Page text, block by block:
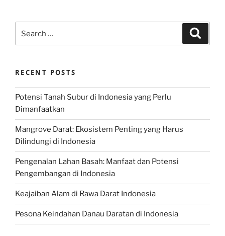
for:
RECENT POSTS
Potensi Tanah Subur di Indonesia yang Perlu
Dimanfaatkan
Mangrove Darat: Ekosistem Penting yang Harus
Dilindungi di Indonesia
Pengenalan Lahan Basah: Manfaat dan Potensi
Pengembangan di Indonesia
Keajaiban Alam di Rawa Darat Indonesia
Pesona Keindahan Danau Daratan di Indonesia